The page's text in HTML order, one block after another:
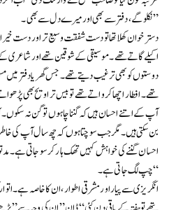
نکلو گے ، دفتر سے بھی اور میرے دل سے بھی۔”
دستر خوان کھلا تھا تو دست شفقت وسیع تر اور دست
اکیلے گاتے تھے۔ موسیقی کے شوقین تھے اور شاعری کے
دوستوں کو بھی ترغیب دیتے تھے۔ جس گھر یا دفتر میں
تھے۔ افطار اچھا کرواتے تھے تو بیس تراویح بھی
آپ کے اتنے احسان ہیں کہ گننا چاہوں تو گن نہ سکوں ۔
بن سکتی ہیں۔ مگر جب سوچتا ہوں کہ چھ سال آپ کی
احسان گننے کی خواہش کہیں تھک ہارکر سو جاتی ہے۔
چپ لگ جاتی ہے۔ “
انگریزی سے پیار اور مشرقی اطوار ، ان کا خاصہ ہے۔